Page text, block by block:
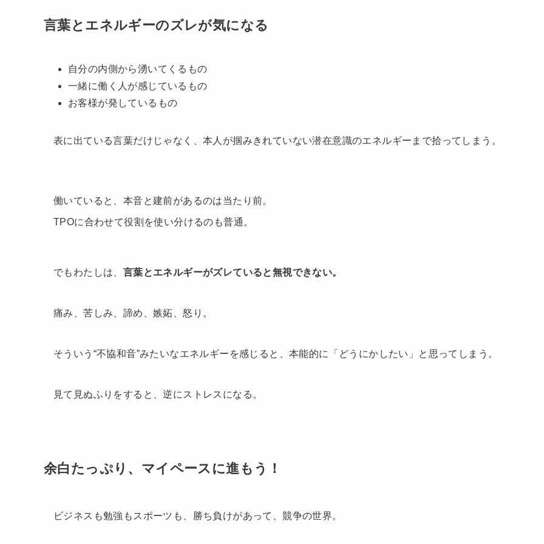
言葉とエネルギーのズレが気になる
自分の内側から湧いてくるもの
一緒に働く人が感じているもの
お客様が発しているもの
表に出ている言葉だけじゃなく、本人が掴みきれていない潜在意識のエネルギーまで拾ってしまう。
働いていると、本音と建前があるのは当たり前。
TPOに合わせて役割を使い分けるのも普通。
でもわたしは、 言葉とエネルギーがズレていると無視できない。
痛み、苦しみ、諦め、嫉妬、怒り。
そういう“不協和音”みたいなエネルギーを感じると、本能的に「どうにかしたい」と思ってしまう。
見て見ぬふりをすると、逆にストレスになる。
余白たっぷり、マイペースに進もう！
ビジネスも勉強もスポーツも、勝ち負けがあって、競争の世界。